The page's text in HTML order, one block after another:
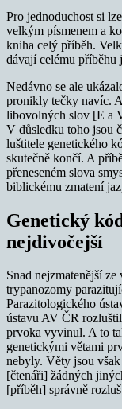
Pro jednoduchost si
velkým písmenem a
kniha celý příběh.
dávají celému příběhu
Nedávno se ale
pronikly tečky navíc.
libovolných slov [E a
V důsledku toho jsou
luštitele genetického
skutečně končí. A
přeneseném slova
biblickému zmatení
Genetický
nejdivočejší
Snad nejzmatenější
trypanozomy
Parazitologického
ústavu AV ČR
prvoka vyvinul. A to
genetickými větami
nebyly. Věty jsou
[čtenáři] žádných
[příběh] správně